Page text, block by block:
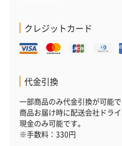
クレジットカード
代金引換
一部商品のみ代金引換が可能で
商品お届け時に配送会社ドラ
現金のみ可能です。
※手数料：330円